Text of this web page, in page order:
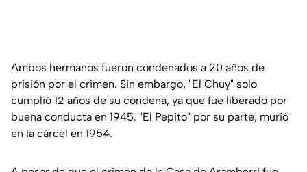
Ambos hermanos fueron condenados a 20 años de
prisión por el crimen. Sin embargo, "El Chuy" solo
cumplió 12 años de su condena, ya que fue liberado por
buena conducta en 1945. "El Pepito" por su parte, murió
en la cárcel en 1954.